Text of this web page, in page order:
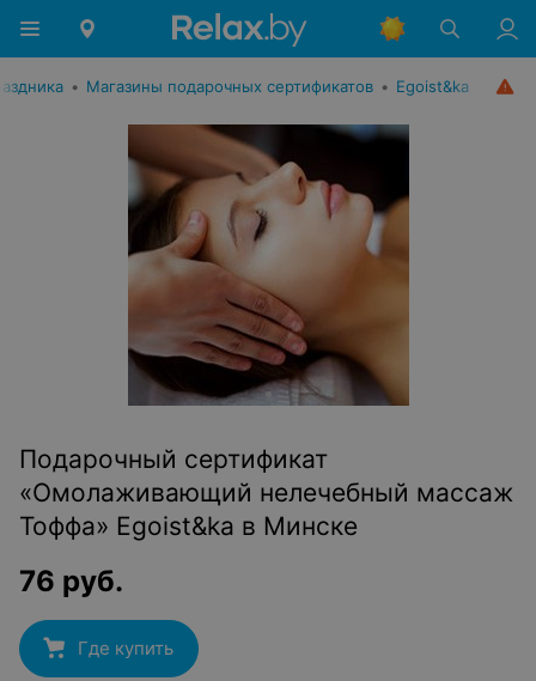
• Магазины подарочных сертификатов • Egoist&ka
Подарочный сертификат
«Омолаживающий нелечебный массаж
Тоффа» Egoist&ka в Минске
76 руб.
Где купить